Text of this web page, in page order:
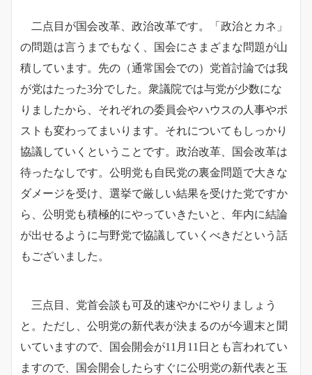
二点目が国会改革、政治改革です。「政治とカネ」
の問題は言うまでもなく、国会にさまざまな問題が山
積しています。先の（通常国会での）党首討論では我
が党はたった3分でした。衆議院では与党が少数にな
りましたから、それぞれの委員会やハウスの人事やポ
ストも変わってまいります。それについてもしっかり
協議していくということです。政治改革、国会改革は
待ったなしです。公明党も自民党の裏金問題で大きな
ダメージを受け、選挙で厳しい結果を受けた党ですか
ら、公明党も積極的にやっていきたいと、年内に結論
が出せるように与野党で協議していくべきだという話
もございました。
三点目、党首会談も可及的速やかにやりましょう
と。ただし、公明党の新代表が決まるのが今週末と聞
いていますので、国会開会が11月11日とも言われてい
ますので、国会開会したらすぐに公明党の新代表と玉